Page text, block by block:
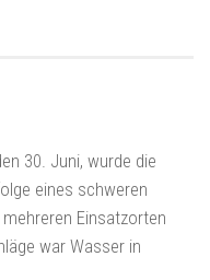
30. Juni, wurde die
eines schweren
Einsatzorten
war Wasser in